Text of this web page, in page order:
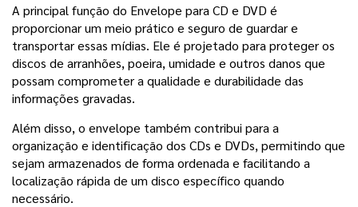
A principal função do Envelope para CD e DVD é
proporcionar um meio prático e seguro de guardar e
transportar essas mídias. Ele é projetado para proteger os
discos de arranhões, poeira, umidade e outros danos que
possam comprometer a qualidade e durabilidade das
informações gravadas.
Além disso, o envelope também contribui para a
organização e identificação dos CDs e DVDs, permitindo que
sejam armazenados de forma ordenada e facilitando a
localização rápida de um disco específico quando
necessário.